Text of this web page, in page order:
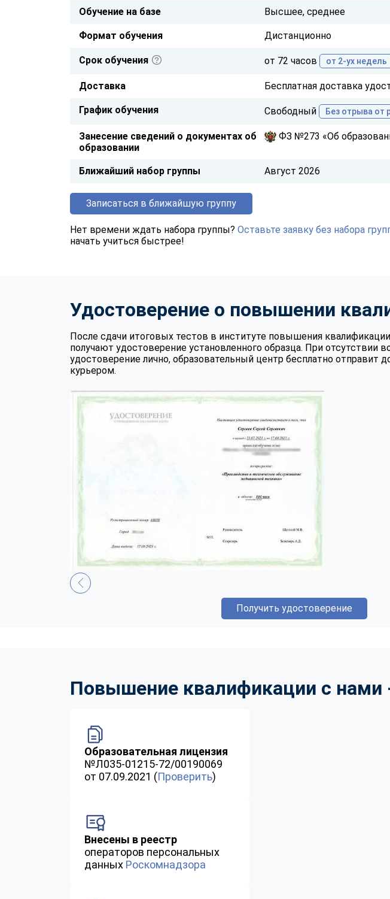
Обучение на базе Высшее, среднее
Формат обучения Дистанционно
Срок обучения от 72 часов от 2-ух недель
Доставка Бесплатная доставка
График обучения Свободный Без отрыва от
Занесение сведений о документах об
образовании
ФЗ №273 «Об
Ближайший набор группы Август 2026
Записаться в ближайшую группу
Нет времени ждать набора группы? Оставьте заявку без набора
начать учиться быстрее!
Удостоверение о повышении
После сдачи итоговых тестов в институте повышения
получают удостоверение установленного образца. При отсутствии
удостоверение лично, образовательный центр бесплатно отправит
курьером.
Получить удостоверение
Повышение квалификации с нами
Образовательная лицензия
№Л035-01215-72/00190069
от 07.09.2021 (Проверить)
Внесены в реестр
операторов персональных
данных Роскомнадзора